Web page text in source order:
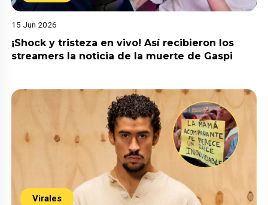
15 Jun 2026
¡Shock y tristeza en vivo! Así recibieron los
streamers la noticia de la muerte de Gaspi
Virales